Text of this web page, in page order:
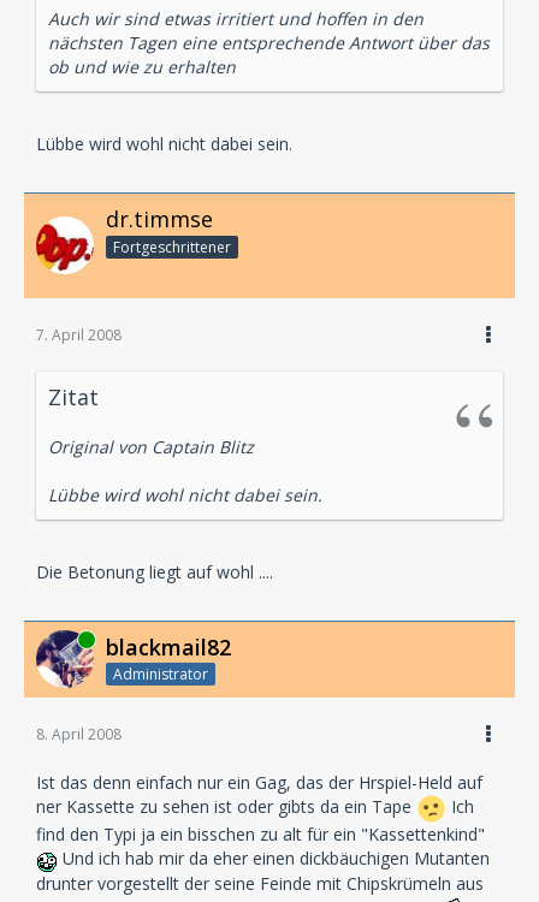
Auch wir sind etwas irritiert und hoffen in den
nächsten Tagen eine entsprechende Antwort über das
ob und wie zu erhalten
Lübbe wird wohl nicht dabei sein.
dr.timmse
Fortgeschrittener
7. April 2008
Zitat
Original von Captain Blitz
Lübbe wird wohl nicht dabei sein.
Die Betonung liegt auf wohl ....
Online blackmail82
Administrator
8. April 2008
Ist das denn einfach nur ein Gag, das der Hrspiel-Held auf
ner Kassette zu sehen ist oder gibts da ein Tape
Ich
find den Typi ja ein bisschen zu alt für ein "Kassettenkind"
Und ich hab mir da eher einen dickbäuchigen Mutanten
drunter vorgestellt der seine Feinde mit Chipskrümeln aus